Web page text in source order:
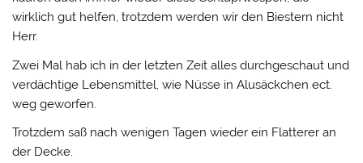
wirklich gut helfen, trotzdem werden wir den Biestern nicht
Herr.
Zwei Mal hab ich in der letzten Zeit alles durchgeschaut und
verdächtige Lebensmittel, wie Nüsse in Alusäckchen ect.
weg geworfen.
Trotzdem saß nach wenigen Tagen wieder ein Flatterer an
der Decke.